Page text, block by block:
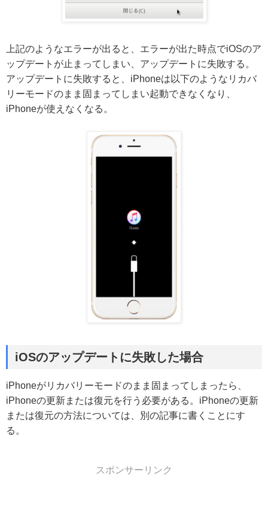
上記のようなエラーが出ると、エラーが出た時点でiOSのア
ップデートが止まってしまい、アップデートに失敗する。
アップデートに失敗すると、iPhoneは以下のようなリカバ
リーモードのまま固まってしまい起動できなくなり、
iPhoneが使えなくなる。
iOSのアップデートに失敗した場合
iPhoneがリカバリーモードのまま固まってしまったら、
iPhoneの更新または復元を行う必要がある。iPhoneの更新
または復元の方法については、別の記事に書くことにす
る。
スポンサーリンク